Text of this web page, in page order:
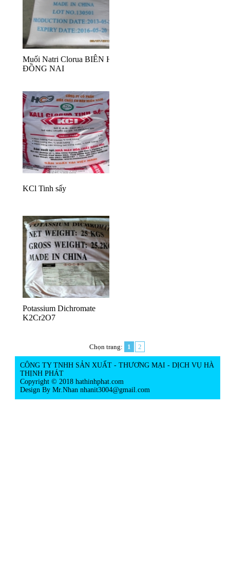
Muối Natri Clorua BIÊN HÒA
ĐỒNG NAI
KCl Tinh sấy
Potassium Dichromate
K2Cr2O7
Chọn trang: 1 2
CÔNG TY TNHH SẢN XUẤT - THƯƠNG MẠI - DỊCH VỤ HÀ
THỊNH PHÁT
Copyright © 2018 hathinhphat.com
Design By Mr.Nhan nhanit3004@gmail.com